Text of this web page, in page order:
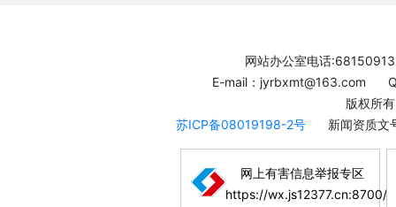
网站办公室电话:68150913
E-mail：jyrbxmt@163.com
版权所
苏ICP备08019198-2号
新闻资质
网上有害信息举报专区
https://wx.js12377.cn:8700/